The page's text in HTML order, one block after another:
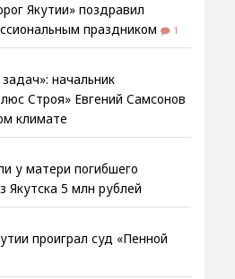
Якутии» поздравил
праздником
1
начальник
Строя» Евгений Самсонов
климате
у матери погибшего
Якутска 5 млн рублей
проиграл суд «Пенной